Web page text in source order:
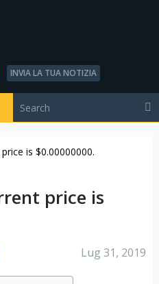
INVIA LA TUA NOTIZIA
is $0.00000000.
price is
Lug 31, 2019